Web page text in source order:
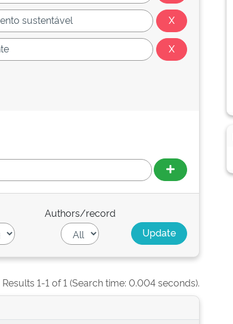
Authors/record
Results 1-1 of 1 (Search time: 0.004 seconds).